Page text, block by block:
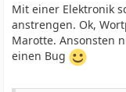
Mit einer Elektronik
anstrengen. Ok,
Marotte. Ansonsten
einen Bug